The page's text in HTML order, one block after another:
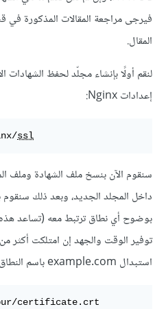
فيرجى مراجعة المقالات المذكورة في
المقال.
لنقم أولًا بإنشاء مجلّد لحفظ الشهادات
إعدادات Nginx:
ssl
داخل المجلد الجديد، وبعد ذلك سنقوم
بوضوح أي نطاق ترتبط معه (تساعد
توفير الوقت والجهد إن امتلكت أكثر
استبدال example.com باسم النطاق الخاص بك.
certificate.crt